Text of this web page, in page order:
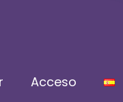
Acceso